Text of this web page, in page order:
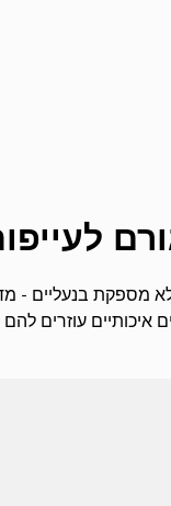
בנעליים -
עוזרים להם